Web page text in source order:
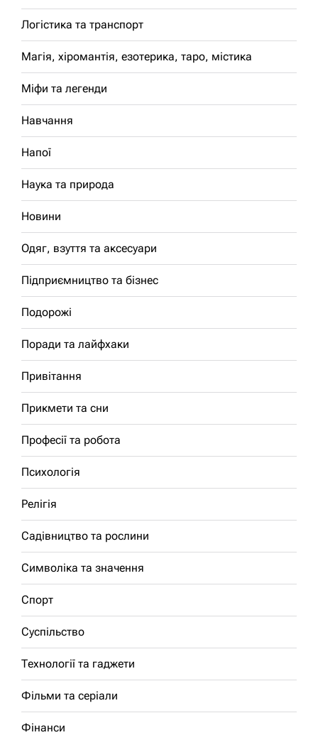
Логістика та транспорт
Магія, хіромантія, езотерика, таро, містика
Міфи та легенди
Навчання
Напої
Наука та природа
Новини
Одяг, взуття та аксесуари
Підприємництво та бізнес
Подорожі
Поради та лайфхаки
Привітання
Прикмети та сни
Професії та робота
Психологія
Релігія
Садівництво та рослини
Символіка та значення
Спорт
Суспільство
Технології та гаджети
Фільми та серіали
Фінанси